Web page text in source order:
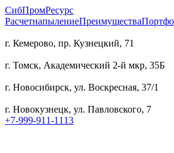
СибПромРесурс
РасчетнапылениеПреимущества
г. Кемерово, пр. Кузнецкий, 71
г. Томск, Академический 2-й мкр, 35Б
г. Новосибирск, ул. Воскресная, 37/1
г. Новокузнецк, ул. Павловского, 7
+7-999-911-1113